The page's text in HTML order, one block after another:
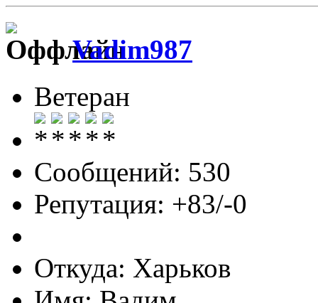
Vadim987
Ветеран
Сообщений: 530
Репутация: +83/-0
Откуда: Харьков